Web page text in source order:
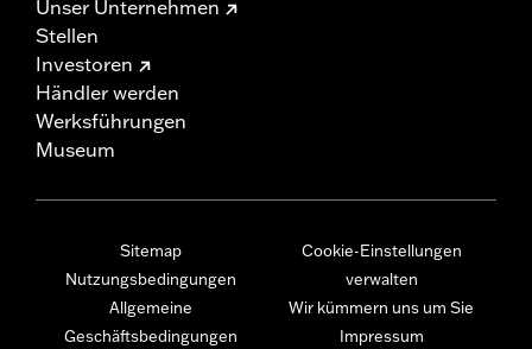
Unser Unternehmen
Stellen
Investoren
Händler werden
Werksführungen
Museum
Sitemap
Nutzungsbedingungen
Allgemeine
Geschäftsbedingungen
Cookie-Einstellungen
verwalten
Wir kümmern uns um Sie
Impressum